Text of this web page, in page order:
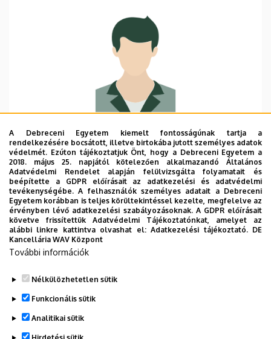
Kutatócsoport
Központi telefonszám +36 52 512 900 22247
Közvetlen telefonszám +36 52 512 900 22247
E-mail cím
vadasz.marton@arts.unideb.h
u
Cím
A Debreceni Egyetem kiemelt fontosságúnak tartja a
rendelkezésére bocsátott, illetve birtokába jutott személyes adatok
védelmét. Ezúton tájékoztatjuk Önt, hogy a Debreceni Egyetem a
2018. május 25. napjától kötelezően alkalmazandó Általános
Adatvédelmi Rendelet alapján felülvizsgálta folyamatait és
beépítette a GDPR előírásait az adatkezelési és adatvédelmi
tevékenységébe. A felhasználók személyes adatait a Debreceni
Egyetem korábban is teljes körültekintéssel kezelte, megfelelve az
érvényben lévő adatkezelési szabályozásoknak. A GDPR előírásait
követve frissítettük Adatvédelmi Tájékoztatónkat, amelyet az
alábbi linkre kattintva olvashat el:Adatkezelési tájékoztató. DE
Kancellária WAV Központ
További információk
Nélkülözhetetlen sütik
Funkcionális sütik
Analitikai sütik